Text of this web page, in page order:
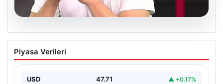
06.08.2026
Transfer krizi soruşturmaya dönüştü!
Burhan Can Terzi için harekete geçildi
Can Terzi İçin Resmi Soruşturma Başlatıldı”, “content”:…
Piyasa Verileri
USD 47.71 ▲ +0.17%